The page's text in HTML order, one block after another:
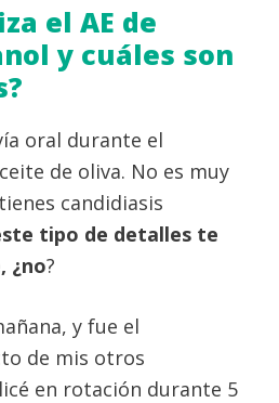
el AE de
y cuáles son
oral durante el
de oliva. No es muy
candidiasis
tipo de detalles te
¿no?
y fue el
de mis otros
en rotación durante 5